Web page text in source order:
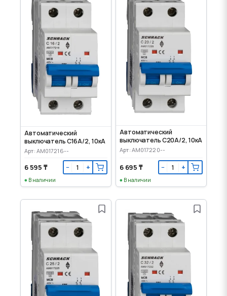
Автоматический
выключатель C16А/2, 10кА
Арт: AM017216--
6 595 ₸ − +
В наличии
Автоматический
выключатель C20А/2, 10кА
Арт: AM017220--
6 695 ₸ − +
В наличии